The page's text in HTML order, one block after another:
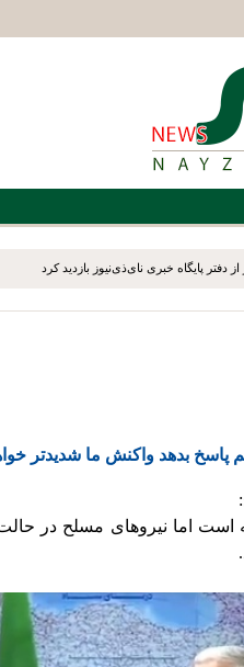
دفتر پایگاه خبری نای‌ذی‌نیوز بازدید کرد
پاسخ بدهد واکنش ما شدیدتر